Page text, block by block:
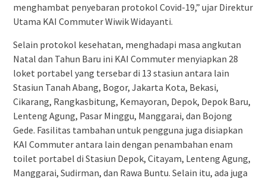
menghambat penyebaran protokol Covid-19,” ujar Direktur
Utama KAI Commuter Wiwik Widayanti.
Selain protokol kesehatan, menghadapi masa angkutan
Natal dan Tahun Baru ini KAI Commuter menyiapkan 28
loket portabel yang tersebar di 13 stasiun antara lain
Stasiun Tanah Abang, Bogor, Jakarta Kota, Bekasi,
Cikarang, Rangkasbitung, Kemayoran, Depok, Depok Baru,
Lenteng Agung, Pasar Minggu, Manggarai, dan Bojong
Gede. Fasilitas tambahan untuk pengguna juga disiapkan
KAI Commuter antara lain dengan penambahan enam
toilet portabel di Stasiun Depok, Citayam, Lenteng Agung,
Manggarai, Sudirman, dan Rawa Buntu. Selain itu, ada juga